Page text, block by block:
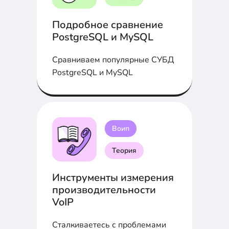
Подробное сравнение
PostgreSQL и MySQL
Сравниваем популярные СУБД
PostgreSQL и MySQL
Воип
Теория
Инструменты измерения
производительности
VoIP
Сталкиваетесь с проблемами